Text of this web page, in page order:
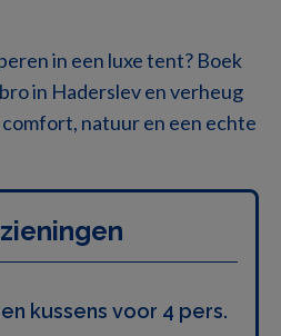
eigen tent zowel
5 personen –
een
in een luxe tent? Boek
in Haderslev en verheug
natuur en een echte
kussens voor 4 pers.